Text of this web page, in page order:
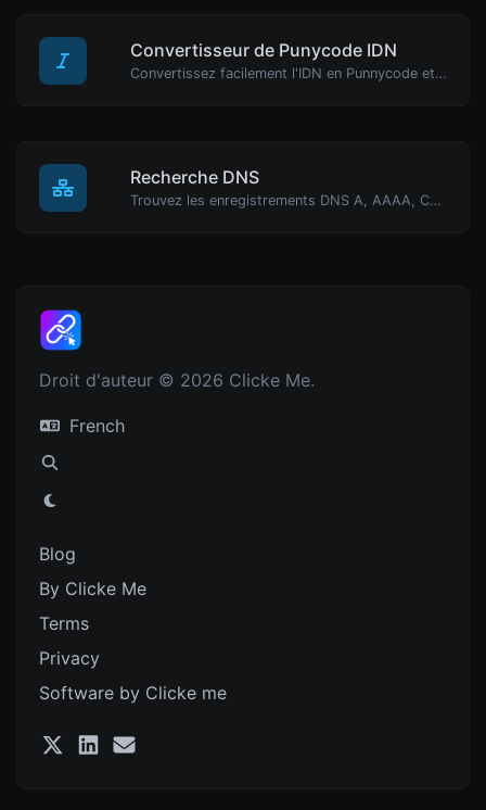
Convertisseur de Punycode IDN
Convertissez facilement l'IDN en Punnycode et vice versa.
Recherche DNS
Trouvez les enregistrements DNS A, AAAA, CNAME, MX, NS, TXT, SOA d'un hôte.
Droit d'auteur © 2026 Clicke Me.
French
Blog
By Clicke Me
Terms
Privacy
Software by Clicke me